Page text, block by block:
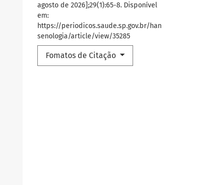
agosto de 2026];29(1):65-8. Disponível
em:
https://periodicos.saude.sp.gov.br/han
senologia/article/view/35285
Fomatos de Citação